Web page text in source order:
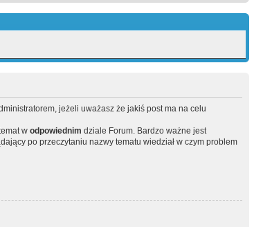
jeżeli uważasz że jakiś post ma na celu
w odpowiednim dziale Forum. Bardzo ważne jest
po przeczytaniu nazwy tematu wiedział w czym problem